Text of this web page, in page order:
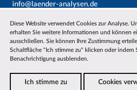
info@laender-analysen.de
Fax: 0421/218-69607
Redaktionen
Wissenschaftliche Beiräte
Über die Länder-Analysen
Diese Website verwendet Cookies zur Analyse.
erhalten Sie weitere Informationen und können
ausschließen. Sie können Ihre Zustimmung
Schaltfläche "Ich stimme zu" klicken oder indem
Benachrichtigung ausblenden.
Ich stimme zu Cookies